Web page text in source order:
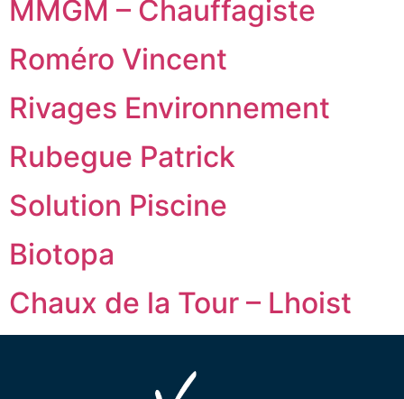
MMGM – Chauffagiste
Roméro Vincent
Rivages Environnement
Rubegue Patrick
Solution Piscine
Biotopa
Chaux de la Tour – Lhoist